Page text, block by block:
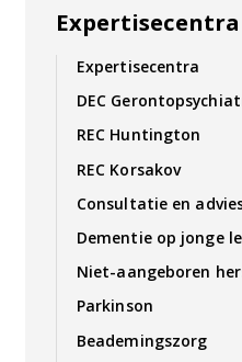
Expertisecentra
Expertisecentra
DEC
REC Huntington
REC Korsakov
Consultatie en
Dementie op jonge
Niet-aangeboren
Parkinson
Beademingszorg